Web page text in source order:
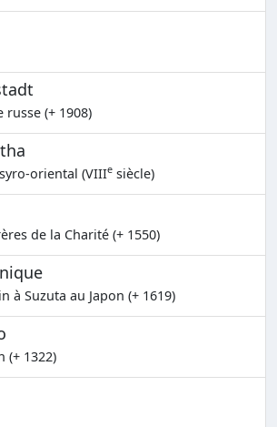
(+ 1908)
oriental (VIIIe siècle)
de la Charité (+ 1550)
à Suzuta au Japon (+ 1619)
(+ 1322)